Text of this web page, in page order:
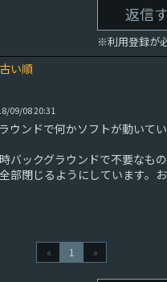
返信
※利用登録が
古い順
09/08 20:31
ウンドで何かソフトが動いて
バックグラウンドで不要なも
部閉じるようにしています。
« 1 »